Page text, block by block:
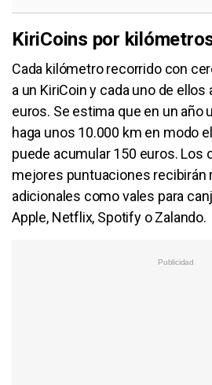
KiriCoins por
Cada kilómetro recorrido con
a un KiriCoin y cada uno de
euros. Se estima que en un año
haga unos 10.000 km en modo
puede acumular 150 euros. Los
mejores puntuaciones recibirán
adicionales como vales para
Apple, Netflix, Spotify o Zalando.